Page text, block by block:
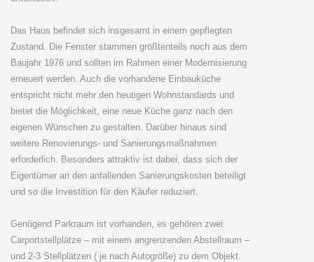
Das Haus befindet sich insgesamt in einem gepflegten
Zustand. Die Fenster stammen größtenteils noch aus dem
Baujahr 1976 und sollten im Rahmen einer Modernisierung
erneuert werden. Auch die vorhandene Einbauküche
entspricht nicht mehr den heutigen Wohnstandards und
bietet die Möglichkeit, eine neue Küche ganz nach den
eigenen Wünschen zu gestalten. Darüber hinaus sind
weitere Renovierungs- und Sanierungsmaßnahmen
erforderlich. Besonders attraktiv ist dabei, dass sich der
Eigentümer an den anfallenden Sanierungskosten beteiligt
und so die Investition für den Käufer reduziert.
Genügend Parkraum ist vorhanden, es gehören zwei
Carportstellplätze – mit einem angrenzenden Abstellraum –
und 2-3 Stellplätzen ( je nach Autogröße) zu dem Objekt.